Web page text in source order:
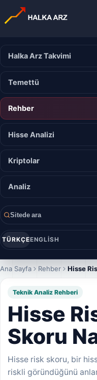
Halka Arz Takvimi
Temettü
Rehber
Hisse Analizi
Kriptolar
Analiz
Sitede ara
TÜRKÇEENGLISH
Ana Sayfa Rehber Hisse
Teknik Analiz Rehberi
Hisse
Skoru
Hisse risk skoru, bir
riskli göründüğünü